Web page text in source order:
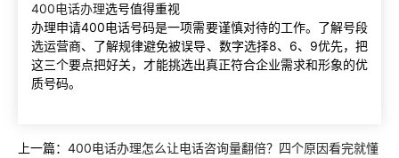
400电话办理选号值得重视
办理申请400电话号码是一项需要谨慎对待的工作。了解号段
选运营商、了解规律避免被误导、数字选择8、6、9优先，把
这三个要点把好关，才能挑选出真正符合企业需求和形象的优
质号码。
上一篇： 400电话办理怎么让电话咨询量翻倍？四个原因看完就懂